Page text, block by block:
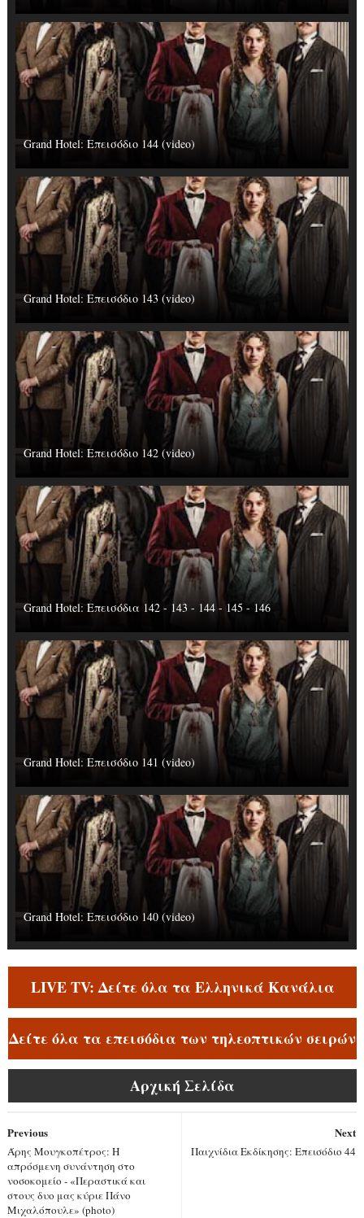
Grand Hotel: Επεισόδιο 144 (video)
Grand Hotel: Επεισόδιο 143 (video)
Grand Hotel: Επεισόδιο 142 (video)
Grand Hotel: Επεισόδια 142 - 143 - 144 - 145 - 146
Grand Hotel: Επεισόδιο 141 (video)
Grand Hotel: Επεισόδιο 140 (video)
LIVE TV: Δείτε όλα τα Ελληνικά Κανάλια
Δείτε όλα τα επεισόδια των τηλεοπτικών σειρών
Αρχική Σελίδα
Next
Παιχνίδια Εκδίκησης: Επεισόδιο 44
Previous
Άρης Μουγκοπέτρος: Η
απρόσμενη συνάντηση στο
νοσοκομείο - «Περαστικά και
στους δυο μας κύριε Πάνο
Μιχαλόπουλε» (photo)